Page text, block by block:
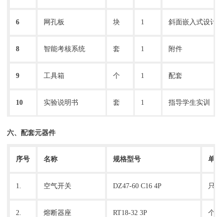
6 网孔板 块 1 斜面嵌入式设计
8 智能考核系统 套 1 附件
9 工具箱 个 1 配套
10 实验说明书 套 1 指导学生实训
六、配套元器件
序号 名称 规格型号 单位
1. 空气开关 DZ47-60 C16 4P 只
2. 熔断器座 RT18-32 3P 个